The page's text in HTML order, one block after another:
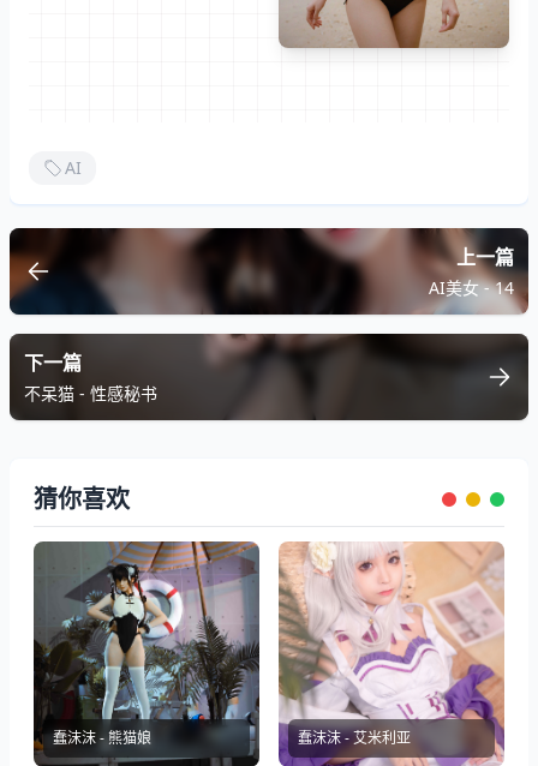
AI
上一篇
AI美女 - 14
下一篇
不呆猫 - 性感秘书
猜你喜欢
蠢沫沫 - 熊猫娘 蠢沫沫 - 艾米利亚